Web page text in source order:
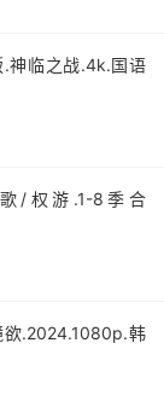
神临之战.4k.国语
/权游.1-8季合
.2024.1080p.韩